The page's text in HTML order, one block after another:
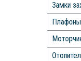
Замки